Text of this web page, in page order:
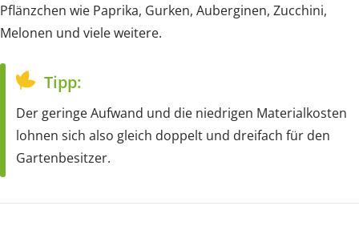
Pflänzchen wie Paprika, Gurken, Auberginen, Zucchini,
Melonen und viele weitere.
Tipp:
Der geringe Aufwand und die niedrigen Materialkosten
lohnen sich also gleich doppelt und dreifach für den
Gartenbesitzer.